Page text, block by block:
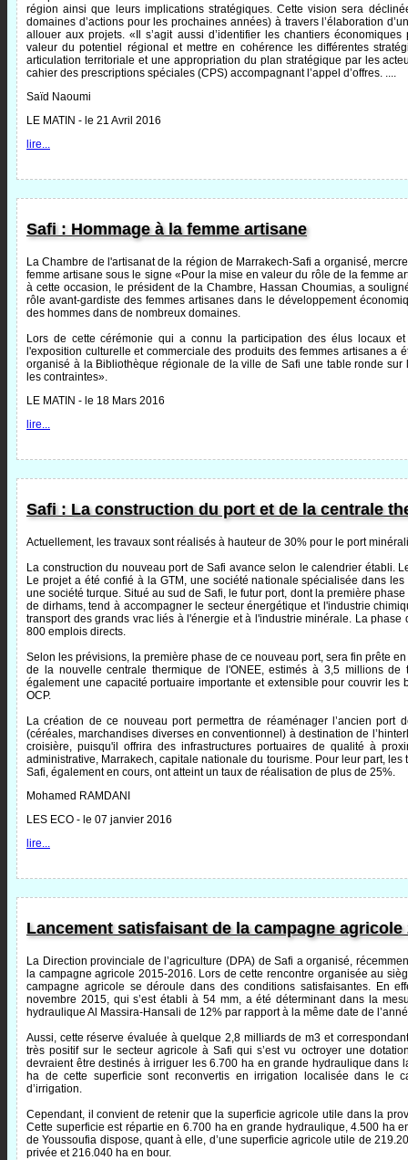
région ainsi que leurs implications stratégiques. Cette vision sera
domaines d’actions pour les prochaines années) à travers l’élaboration
allouer aux projets. «Il s’agit aussi d’identifier les chantiers
valeur du potentiel régional et mettre en cohérence les différentes
articulation territoriale et une appropriation du plan stratégique par les
cahier des prescriptions spéciales (CPS) accompagnant l’appel d’offres. ....
Saïd Naoumi
LE MATIN - le 21 Avril 2016
lire...
Safi : Hommage à la femme artisane
La Chambre de l'artisanat de la région de Marrakech-Safi a organisé,
femme artisane sous le signe «Pour la mise en valeur du rôle de la femme
à cette occasion, le président de la Chambre, Hassan Choumias, a
rôle avant-gardiste des femmes artisanes dans le développement
des hommes dans de nombreux domaines.
Lors de cette cérémonie qui a connu la participation des élus locaux
l'exposition culturelle et commerciale des produits des femmes artisanes a
organisé à la Bibliothèque régionale de la ville de Safi une table ronde
les contraintes».
LE MATIN - le 18 Mars 2016
lire...
Safi : La construction du port et de la centrale
Actuellement, les travaux sont réalisés à hauteur de 30% pour le port
La construction du nouveau port de Safi avance selon le calendrier établi.
Le projet a été confié à la GTM, une société nationale spécialisée dans
une société turque. Situé au sud de Safi, le futur port, dont la première
de dirhams, tend à accompagner le secteur énergétique et l'industrie
transport des grands vrac liés à l'énergie et à l'industrie minérale. La
800 emplois directs.
Selon les prévisions, la première phase de ce nouveau port, sera fin prête
de la nouvelle centrale thermique de l'ONEE, estimés à 3,5 millions
également une capacité portuaire importante et extensible pour couvrir les
OCP.
La création de ce nouveau port permettra de réaménager l’ancien port
(céréales, marchandises diverses en conventionnel) à destination de
croisière, puisqu'il offrira des infrastructures portuaires de qualité à
administrative, Marrakech, capitale nationale du tourisme. Pour leur part,
Safi, également en cours, ont atteint un taux de réalisation de plus de 25%.
Mohamed RAMDANI
LES ECO - le 07 janvier 2016
lire...
Lancement satisfaisant de la campagne agricole
La Direction provinciale de l’agriculture (DPA) de Safi a organisé,
la campagne agricole 2015-2016. Lors de cette rencontre organisée au
campagne agricole se déroule dans des conditions satisfaisantes. En
novembre 2015, qui s’est établi à 54 mm, a été déterminant dans la
hydraulique Al Massira-Hansali de 12% par rapport à la même date de
Aussi, cette réserve évaluée à quelque 2,8 milliards de m3 et
très positif sur le secteur agricole à Safi qui s’est vu octroyer une
devraient être destinés à irriguer les 6.700 ha en grande hydraulique dans
ha de cette superficie sont reconvertis en irrigation localisée dans le
d’irrigation.
Cependant, il convient de retenir que la superficie agricole utile dans la
Cette superficie est répartie en 6.700 ha en grande hydraulique, 4.500 ha
de Youssoufia dispose, quant à elle, d’une superficie agricole utile de
privée et 216.040 ha en bour.